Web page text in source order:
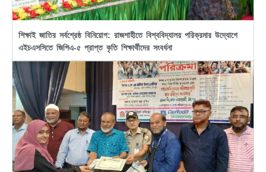
শিক্ষাই জাতির সর্বশ্রেষ্ঠ বিনিয়োগ: রাজশাহীতে বিশ্ববিদ্যালয় পরিক্রমার উদ্যোগে
এইচএসসিতে জিপিএ-৫ প্রাপ্ত কৃতি শিক্ষার্থীদের সংবর্ধনা